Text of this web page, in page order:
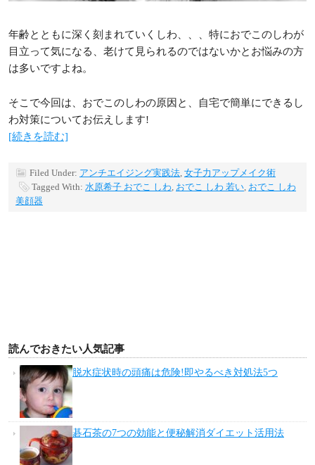
年齢とともに深く刻まれていくしわ、、、特におでこのしわが
目立って気になる、老けて見られるのではないかとお悩みの方
は多いですよね。
そこで今回は、おでこのしわの原因と、自宅で簡単にできるし
わ対策についてお伝えします!
[続きを読む]
Filed Under: アンチエイジング実践法, 女子力アップメイク術
Tagged With: 水原希子 おでこ しわ, おでこ しわ 若い, おでこ しわ
美顔器
読んでおきたい人気記事
脱水症状時の頭痛は危険!即やるべき対処法5つ
碁石茶の7つの効能と便秘解消ダイエット活用法